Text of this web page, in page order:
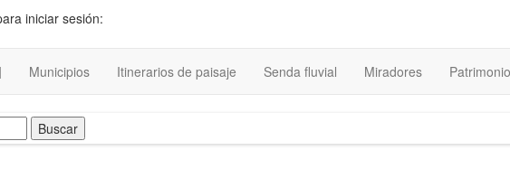
iniciar sesión:
Municipios Itinerarios de paisaje Senda fluvial Miradores Patrimonio